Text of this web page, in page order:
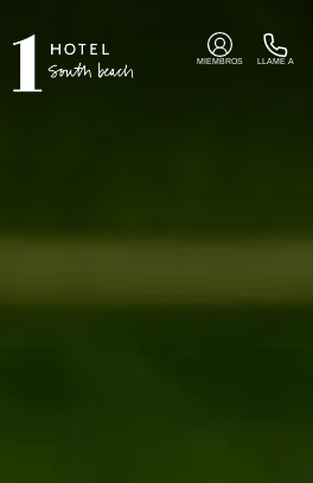
MIEMBROS LLAME A